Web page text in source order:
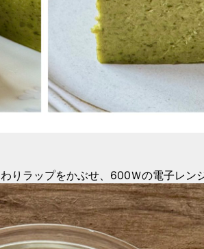
りラップをかぶせ、600Ｗの電子レン